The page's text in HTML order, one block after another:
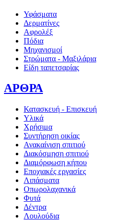
Υφάσματα
Δερματίνες
Αφρολέξ
Πόδια
Μηχανισμοί
Στρώματα - Μαξιλάρια
Είδη ταπετσαρίας
ΑΡΘΡΑ
Κατασκευή - Επισκευή
Υλικά
Χρήσιμα
Συντήρηση οικίας
Ανακαίνιση σπιτιού
Διακόσμηση σπιτιού
Διαμόρφωση κήπου
Εποχιακές εργασίες
Λιπάσματα
Οπωρολαχανικά
Φυτά
Δέντρα
Λουλούδια